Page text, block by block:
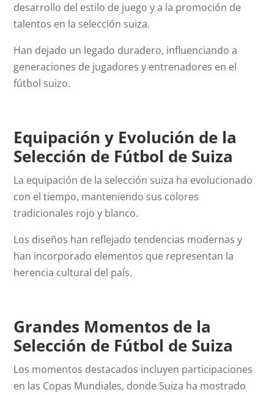
desarrollo del estilo de juego y a la promoción de
talentos en la selección suiza.
Han dejado un legado duradero, influenciando a
generaciones de jugadores y entrenadores en el
fútbol suizo.
Equipación y Evolución de la
Selección de Fútbol de Suiza
La equipación de la selección suiza ha evolucionado
con el tiempo, manteniendo sus colores
tradicionales rojo y blanco.
Los diseños han reflejado tendencias modernas y
han incorporado elementos que representan la
herencia cultural del país.
Grandes Momentos de la
Selección de Fútbol de Suiza
Los momentos destacados incluyen participaciones
en las Copas Mundiales, donde Suiza ha mostrado